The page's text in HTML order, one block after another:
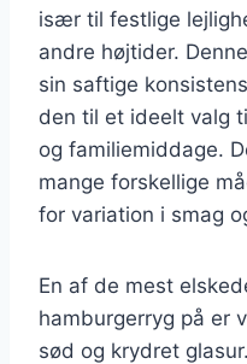
især til festlige
andre højtider.
sin saftige
den til et ideelt valg
og familiemiddage.
mange forskellige
for variation i smag
En af de mest
hamburgerryg på er
sød og krydret